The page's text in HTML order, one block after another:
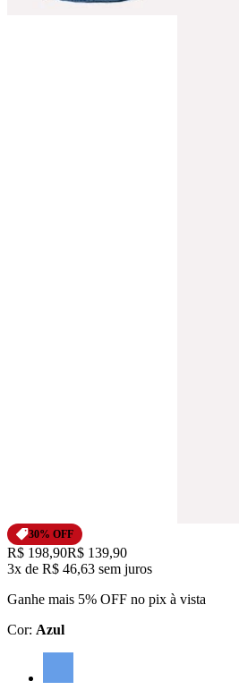
30% OFF
Original price:
R$ 198,90Price:
R$ 139,90
3x de R$ 46,63 sem juros
Ganhe mais 5% OFF no pix à vista
Cor: Azul